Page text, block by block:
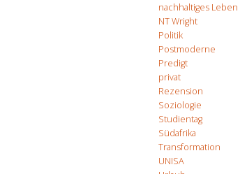
nachhaltiges Leben
NT Wright
Politik
Postmoderne
Predigt
privat
Rezension
Soziologie
Studientag
Südafrika
Transformation
UNISA